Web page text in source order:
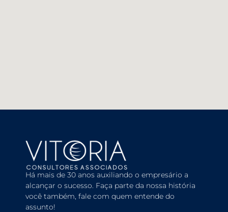
Há mais de 30 anos auxiliando o empresário a
alcançar o sucesso. Faça parte da nossa história
você também, fale com quem entende do
assunto!